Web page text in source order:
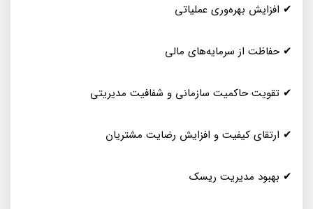
✔ افزایش بهره‌وری عملیاتی
✔ حفاظت از سرمایه‌های مالی
✔ تقویت حاکمیت سازمانی و شفافیت مدیریتی
✔ ارتقای کیفیت و افزایش رضایت مشتریان
✔ بهبود مدیریت ریسک